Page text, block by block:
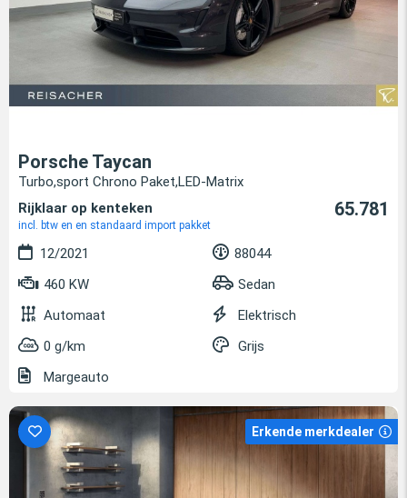
Porsche Taycan
Turbo,sport Chrono Paket,LED-Matrix
Rijklaar op kenteken
incl. btw en en standaard import pakket
65.781
12/2021
88044
460 KW
Sedan
Automaat
Elektrisch
0 g/km
Grijs
Margeauto
Erkende merkdealer